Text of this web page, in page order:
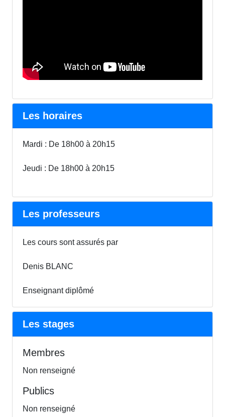
Les horaires
Mardi : De 18h00 à 20h15
Jeudi : De 18h00 à 20h15
Les professeurs
Les cours sont assurés par
Denis BLANC
Enseignant diplômé
Les stages
Membres
Non renseigné
Publics
Non renseigné